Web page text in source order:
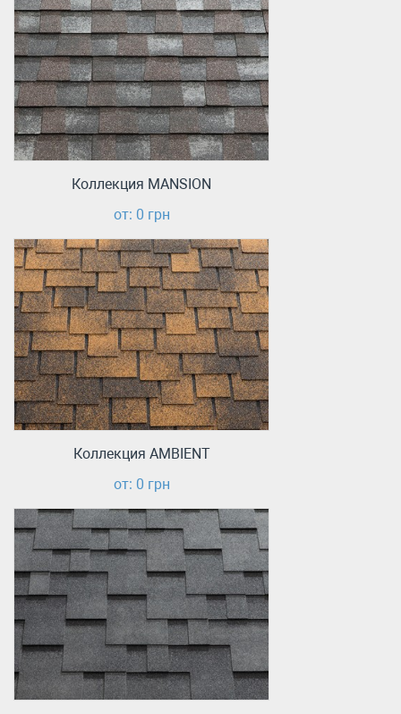
Коллекция MANSION
от: 0 грн
Коллекция AMBIENT
от: 0 грн